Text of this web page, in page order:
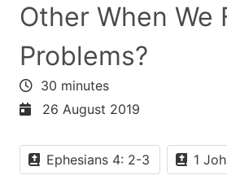
Other When We
Problems?
30 minutes
26 August 2019
Ephesians 4: 2-3 1